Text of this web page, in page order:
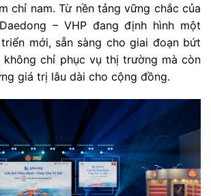
chỉ nam. Từ nền tảng vững chắc của
– VHP đang định hình một
mới, sẵn sàng cho giai đoạn bứt
không chỉ phục vụ thị trường mà còn
giá trị lâu dài cho cộng đồng.